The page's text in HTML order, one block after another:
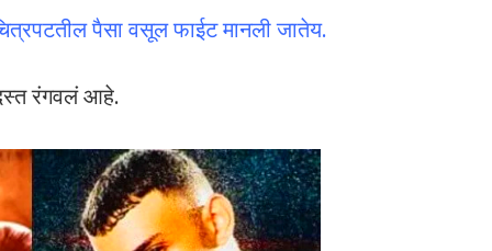
पैसा वसूल फाईट मानली जातेय.
रंगवलं आहे.